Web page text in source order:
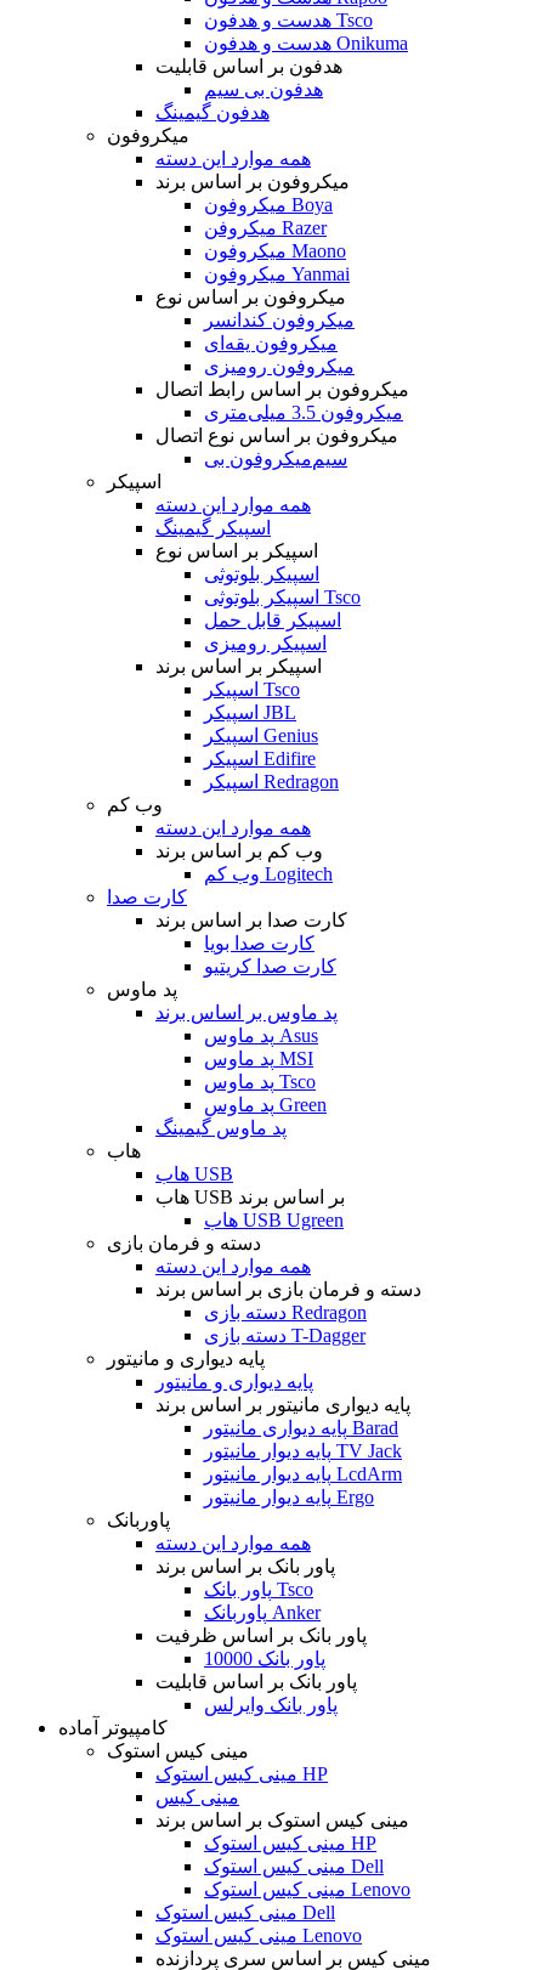
هدست و هدفون Tsco
هدست و هدفون Onikuma
هدفون بر اساس قابلیت
هدفون بی سیم
هدفون گیمینگ
میکروفون
همه موارد این دسته
میکروفون بر اساس برند
میکروفون Boya
میکروفن Razer
میکروفون Maono
میکروفون Yanmai
میکروفون بر اساس نوع
میکروفون کندانسر
میکروفون یقه‌ای
میکروفون رومیزی
میکروفون بر اساس رابط اتصال
میکروفون 3.5 میلی‌متری
میکروفون بر اساس نوع اتصال
میکروفون بی‌‎سیم
اسپیکر
همه موارد این دسته
اسپیکر گیمینگ
اسپیکر بر اساس نوع
اسپیکر بلوتوثی
اسپیکر بلوتوثی Tsco
اسپیکر قابل حمل
اسپیکر رومیزی
اسپیکر بر اساس برند
اسپیکر Tsco
اسپیکر JBL
اسپیکر Genius
اسپیکر Edifire
اسپیکر Redragon
وب کم
همه موارد این دسته
وب کم بر اساس برند
وب کم Logitech
کارت صدا
کارت صدا بر اساس برند
کارت صدا بویا
کارت صدا کریتیو
پد ماوس
پد ماوس بر اساس برند
پد ماوس Asus
پد ماوس MSI
پد ماوس Tsco
پد ماوس Green
پد ماوس گیمینگ
هاب
هاب USB
هاب USB بر اساس برند
هاب USB Ugreen
دسته و فرمان بازی
همه موارد این دسته
دسته و فرمان بازی بر اساس برند
دسته بازی Redragon
دسته بازی T-Dagger
پایه دیواری و مانیتور
پایه دیواری و مانیتور
پایه دیواری مانیتور بر اساس برند
پایه دیواری مانیتور Barad
پایه دیوار مانیتور TV Jack
پایه دیوار مانیتور LcdArm
پایه دیوار مانیتور Ergo
پاوربانک
همه موارد این دسته
پاور بانک بر اساس برند
پاور بانک Tsco
پاوربانک Anker
پاور بانک بر اساس ظرفیت
پاور بانک 10000
پاور بانک بر اساس قابلیت
پاور بانک وایرلس
کامپیوتر آماده
مینی کیس استوک
مینی کیس استوک HP
مینی کیس
مینی کیس استوک بر اساس برند
مینی کیس استوک HP
مینی کیس استوک Dell
مینی کیس استوک Lenovo
مینی کیس استوک Dell
مینی کیس استوک Lenovo
مینی کیس بر اساس سری پردازنده